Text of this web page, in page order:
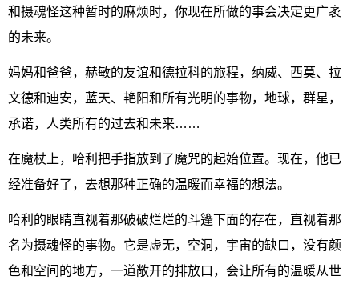
和摄魂怪这种暂时的麻烦时，你现在所做的事会决定更广袤
的未来。
妈妈和爸爸，赫敏的友谊和德拉科的旅程，纳威、西莫、拉
文德和迪安，蓝天、艳阳和所有光明的事物，地球，群星，
承诺，人类所有的过去和未来……
在魔杖上，哈利把手指放到了魔咒的起始位置。现在，他已
经准备好了，去想那种正确的温暖而幸福的想法。
哈利的眼睛直视着那破破烂烂的斗篷下面的存在，直视着那
名为摄魂怪的事物。它是虚无，空洞，宇宙的缺口，没有颜
色和空间的地方，一道敞开的排放口，会让所有的温暖从世